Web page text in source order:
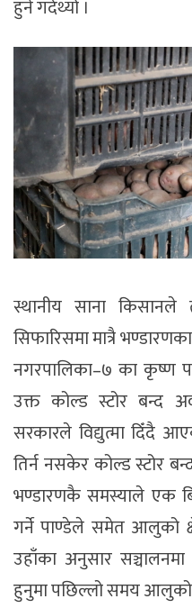
हुने गर्दथ्यो ।
स्थानीय साना
सिफारिसमा मात्रै
नगरपालिका–७ का कृष्ण
उक्त कोल्ड स्टोर बन्द
सरकारले विद्युत्मा दिँदै
तिर्न नसकेर कोल्ड स्टोर
भण्डारणकै समस्याले एक
गर्ने पाण्डेले समेत आलुको
उहाँका अनुसार
हुनुमा पछिल्लो समय आलुको